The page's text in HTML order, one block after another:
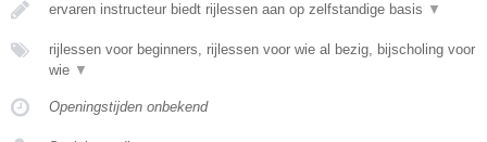
ervaren instructeur biedt rijlessen aan op zelfstandige basis ▼
rijlessen voor beginners, rijlessen voor wie al bezig, bijscholing voor
wie ▼
Openingstijden onbekend